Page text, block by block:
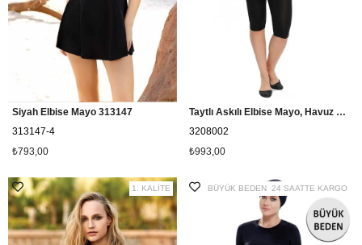
Siyah Elbise Mayo 313147
313147-4
₺793,00
Taytlı Askılı Elbise Mayo, Havuz Mayo Cersy 3208002 Siyah
3208002
₺993,00
1. KALİTE 24 SAATTE KARGO
BÜYÜK BEDEN